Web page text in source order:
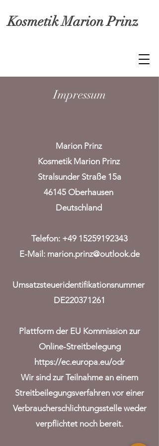
Kosmetik Marion Prinz
Impressum
Marion Prinz
Kosmetik Marion Prinz
Stralsunder Straße 15a
46145 Oberhausen
Deutschland
Telefon: +49 15259192343
E-Mail: marion.prinz@outlook.de
Umsatzsteueridentifikationsnummer
DE220371261
Plattform der EU Kommission zur
Online-Streitbelegung
https://ec.europa.eu/odr
Wir sind zur Teilnahme an einem
Streitbeilegungsverfahren vor einer
Verbraucherschlichtungsstelle weder
verpflichtet noch bereit.